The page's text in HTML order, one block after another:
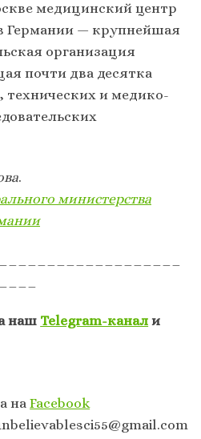
медицинский центр
Германии — крупнейшая
организация
почти два десятка
технических и медико-
.
министерства
наш Telegram-канал и
наFacebook